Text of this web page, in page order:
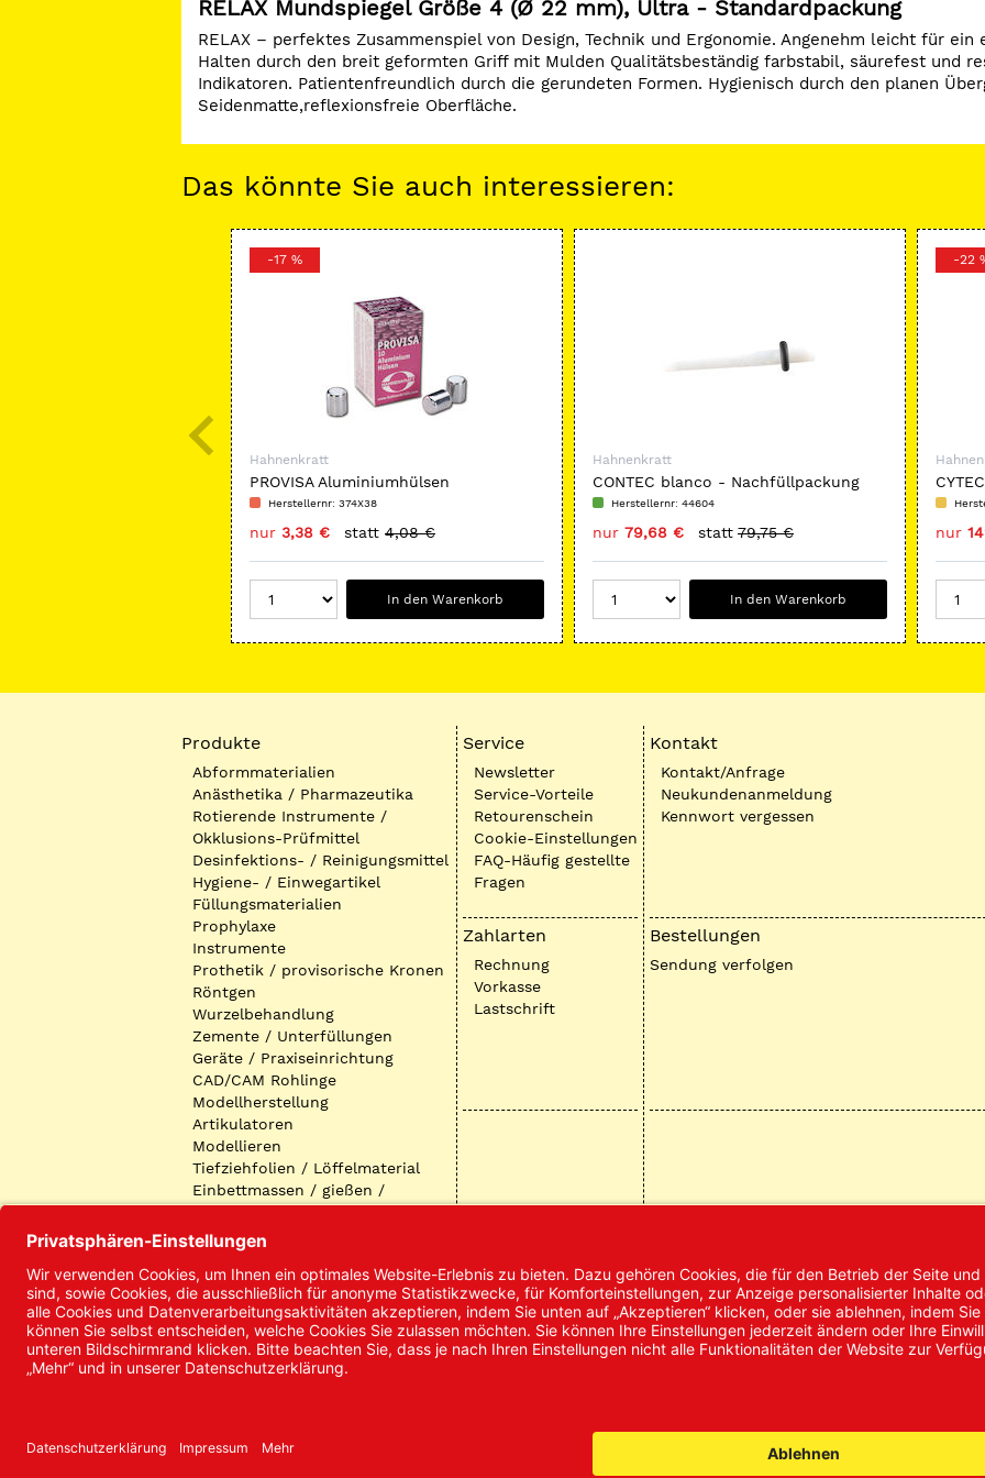
RELAX Mundspiegel Größe 4 (Ø 22 mm), Ultra - Standardpackung
RELAX – perfektes Zusammenspiel von Design, Technik und Ergonomie. Angenehm leicht für
Halten durch den breit geformten Griff mit Mulden Qualitätsbeständig farbstabil, säurefest und
Indikatoren. Patientenfreundlich durch die gerundeten Formen. Hygienisch durch den planen
Seidenmatte,reflexionsfreie Oberfläche.
Das könnte Sie auch interessieren:
-17 %
Hahnenkratt
PROVISA Aluminiumhülsen
Herstellernr: 374X38
nur 3,38 € statt 4,08 €
In den Warenkorb
Hahnenkratt
CONTEC blanco - Nachfüllpackung
Herstellernr: 44604
nur 79,68 € statt 79,75 €
In den Warenkorb
-22
nur
Produkte
Abformmaterialien
Anästhetika / Pharmazeutika
Rotierende Instrumente /
Okklusions-Prüfmittel
Desinfektions- / Reinigungsmittel
Hygiene- / Einwegartikel
Füllungsmaterialien
Prophylaxe
Instrumente
Prothetik / provisorische Kronen
Röntgen
Wurzelbehandlung
Zemente / Unterfüllungen
Geräte / Praxiseinrichtung
CAD/CAM Rohlinge
Modellherstellung
Artikulatoren
Modellieren
Tiefziehfolien / Löffelmaterial
Einbettmassen / gießen /
Oberflächenbearbeitung
Keramik
Verblendmaterialien
Instrumente
Kieferorthopädie /
Klammerdrähte
Verschiedenes (Labor)
Service
Newsletter
Service-Vorteile
Retourenschein
Cookie-Einstellungen
FAQ-Häufig gestellte
Fragen
Zahlarten
Rechnung
Vorkasse
Lastschrift
Kontakt
Kontakt/Anfrage
Neukundenanmeldung
Kennwort vergessen
Bestellungen
Sendung verfolgen